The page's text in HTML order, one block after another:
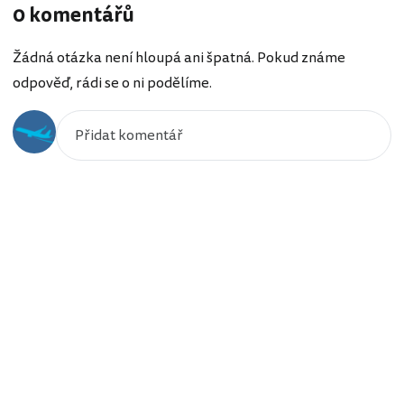
0 komentářů
Žádná otázka není hloupá ani špatná. Pokud známe
odpověď, rádi se o ni podělíme.